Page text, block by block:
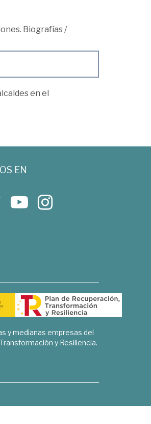
Biografías/
en el
EN
y medianas empresas del
y Resiliencia.